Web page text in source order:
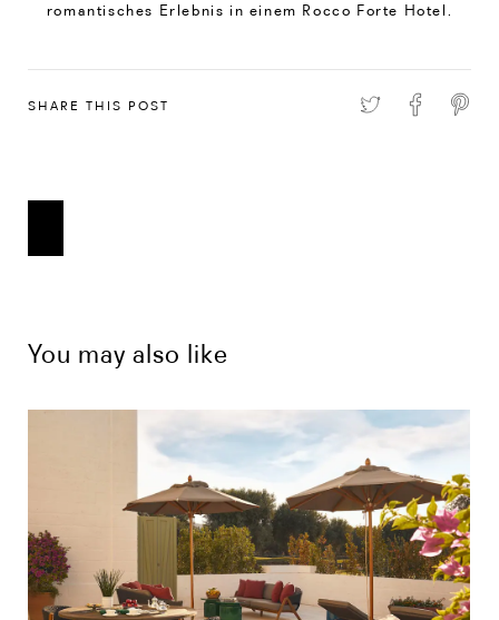
romantisches Erlebnis in einem Rocco Forte Hotel.
SHARE THIS POST
You may also like